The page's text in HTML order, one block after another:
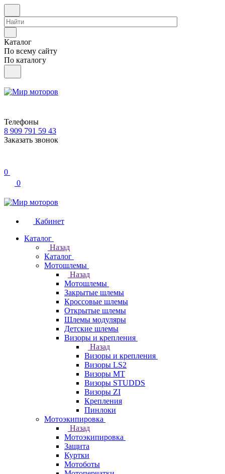
Каталог
По всему сайту
По каталогу
Телефоны
8 909 791 59 43
Заказать звонок
0
0
Кабинет
Каталог
Назад
Каталог
Мотошлемы
Назад
Мотошлемы
Закрытые шлемы
Кроссовые шлемы
Открытые шлемы
Шлемы модуляры
Детские шлемы
Визоры и крепления
Назад
Визоры и крепления
Визоры LS2
Визоры MT
Визоры STUDDS
Визоры ZI
Крепления
Пинлоки
Мотоэкипировка
Назад
Мотоэкипировка
Защита
Куртки
Мотоботы